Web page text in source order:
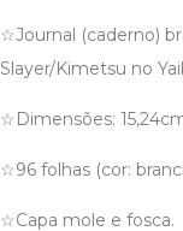
☆Journal (caderno)
Slayer/Kimetsu no
☆Dimensões:
☆96 folhas (cor:
☆Capa mole e fosca.